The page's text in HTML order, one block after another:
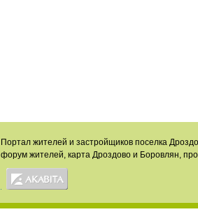
Портал жителей и застройщиков поселка
форум жителей, карта Дроздово и Боровлян,